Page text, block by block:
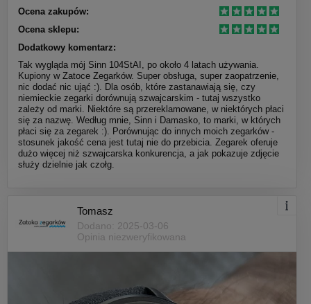
Ocena zakupów:
Ocena sklepu:
Dodatkowy komentarz:
Tak wygląda mój Sinn 104StAI, po około 4 latach używania.
Kupiony w Zatoce Zegarków. Super obsługa, super zaopatrzenie,
nic dodać nic ująć :). Dla osób, które zastanawiają się, czy
niemieckie zegarki dorównują szwajcarskim - tutaj wszystko
zależy od marki. Niektóre są przereklamowane, w niektórych płaci
się za nazwę. Według mnie, Sinn i Damasko, to marki, w których
płaci się za zegarek :). Porównując do innych moich zegarków -
stosunek jakość cena jest tutaj nie do przebicia. Zegarek oferuje
dużo więcej niż szwajcarska konkurencja, a jak pokazuje zdjęcie
służy dzielnie jak czołg.
Tomasz
Dodano: 2025-03-06
Opinia niezweryfikowana